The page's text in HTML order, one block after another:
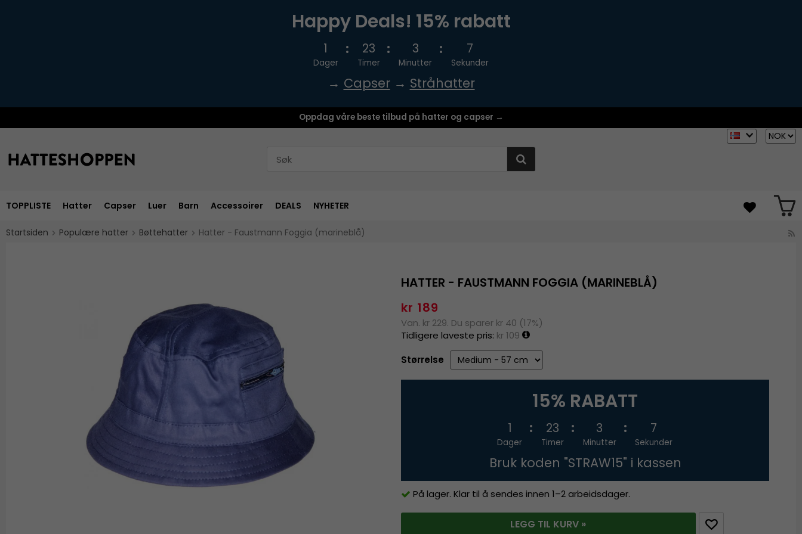
Happy Deals! 15% rabatt
1
Dager
23
Timer
3
Minutter
7
Sekunder
→ Capser→ Stråhatter
Oppdag våre beste tilbud på hatter og capser →
TOPPLISTE Hatter Capser Luer Barn Accessoirer DEALS NYHETER
Startsiden Populære hatter Bøttehatter Hatter - Faustmann Foggia (marineblå)
HATTER - FAUSTMANN FOGGIA (MARINEBLÅ)
kr 189
Van. kr 229. Du sparer kr 40 (17%)
Tidligere laveste pris: kr 109
Størrelse
15% RABATT
1
Dager
23
Timer
3
Minutter
7
Sekunder
Bruk koden "STRAW15" i kassen
På lager. Klar til å sendes innen 1–2 arbeidsdager.
LEGG TIL KURV »